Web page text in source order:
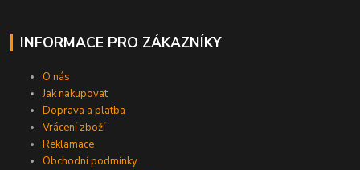
INFORMACE PRO ZÁKAZNÍKY
O nás
Jak nakupovat
Doprava a platba
Vrácení zboží
Reklamace
Obchodní podmínky